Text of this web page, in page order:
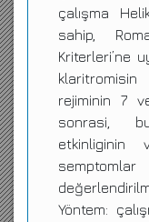
çalışma
sahip,
Kriterleri’ne
rejiminin 7
sonrasi,
etkinliginin
Yöntem: